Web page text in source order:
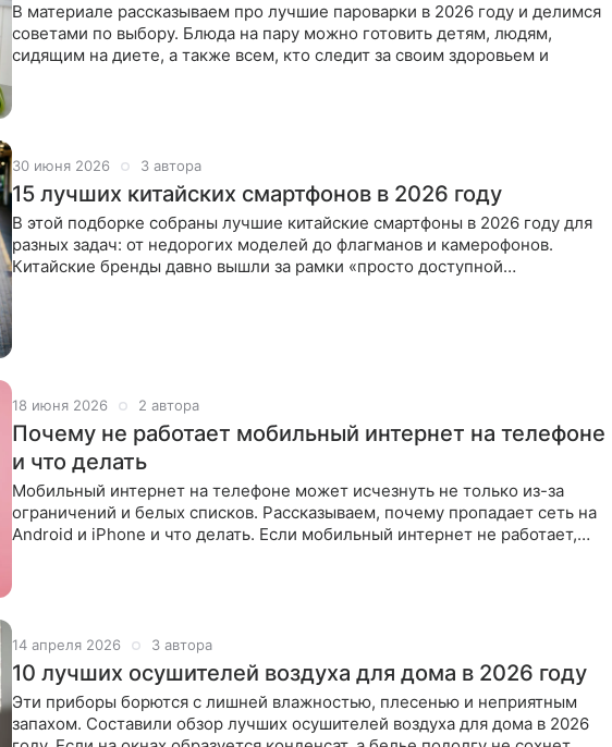
В материале рассказываем про лучшие пароварки в 2026 году и делимся
советами по выбору. Блюда на пару можно готовить детям, людям,
сидящим на диете, а также всем, кто следит за своим здоровьем и
30 июня 2026 3 автора
15 лучших китайских смартфонов в 2026 году
В этой подборке собраны лучшие китайские смартфоны в 2026 году для
разных задач: от недорогих моделей до флагманов и камерофонов.
Китайские бренды давно вышли за рамки «просто доступной
18 июня 2026 2 автора
Почему не работает мобильный интернет на телефоне
и что делать
Мобильный интернет на телефоне может исчезнуть не только из-за
ограничений и белых списков. Рассказываем, почему пропадает сеть на
Android и iPhone и что делать. Если мобильный интернет не работает,
14 апреля 2026 3 автора
10 лучших осушителей воздуха для дома в 2026 году
Эти приборы борются с лишней влажностью, плесенью и неприятным
запахом. Составили обзор лучших осушителей воздуха для дома в 2026